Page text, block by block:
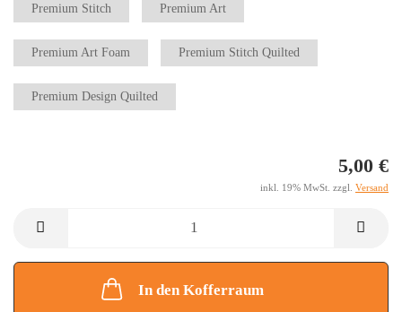
Premium Stitch Premium Art
Premium Art Foam Premium Stitch Quilted
Premium Design Quilted
5,00 €
inkl. 19% MwSt. zzgl. Versand
In den Kofferraum